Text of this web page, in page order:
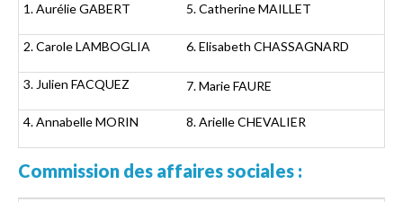
1. Aurélie GABERT 5. Catherine MAILLET
2. Carole LAMBOGLIA 6. Elisabeth CHASSAGNARD
3. Julien FACQUEZ 7. Marie FAURE
4. Annabelle MORIN 8. Arielle CHEVALIER
Commission des affaires sociales :